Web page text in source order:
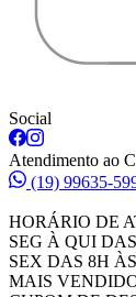
Social
Atendimento ao
(19) 99635-
HORÁRIO DE
SEG À QUI
SEX DAS 8H
MAIS